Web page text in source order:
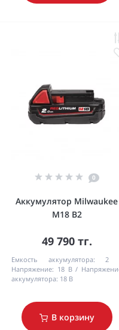
0
Аккумулятор Milwaukee
M18 B2
49 790 тг.
Емкость аккумулятора:
2
Напряжение: 18 В
аккумулятора: 18 В
В корзину